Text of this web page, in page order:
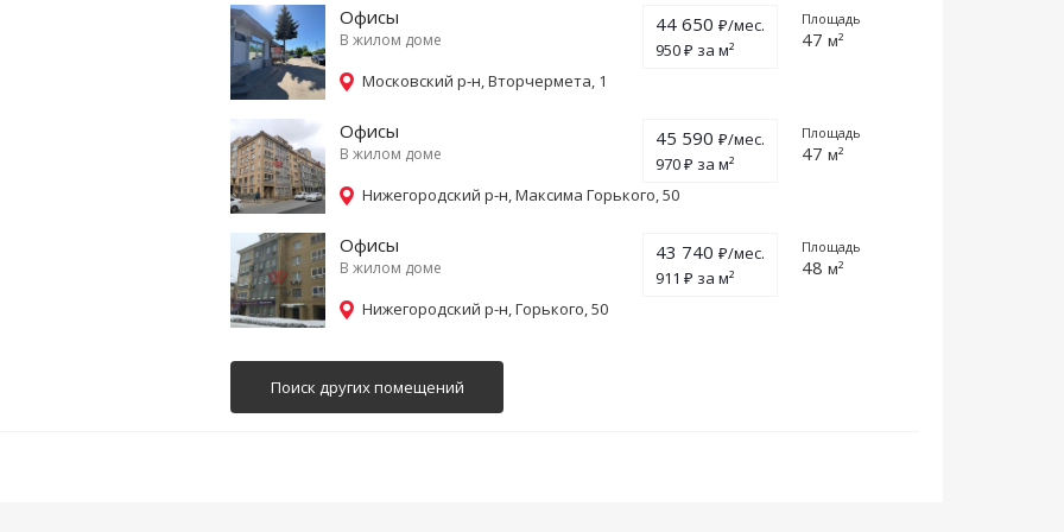
Офисы
В жилом доме
44 650 ₽/мес.
950 ₽ за м²
Площадь
47 м²
Московский р-н, Вторчермета, 1
Офисы
В жилом доме
45 590 ₽/мес.
970 ₽ за м²
Площадь
47 м²
Нижегородский р-н, Максима Горького, 50
Офисы
В жилом доме
43 740 ₽/мес.
911 ₽ за м²
Площадь
48 м²
Нижегородский р-н, Горького, 50
Поиск других помещений